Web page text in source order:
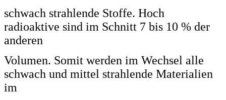
schwach strahlende Stoffe. Hoch
radioaktive sind im Schnitt 7 bis 10 % der
anderen
Volumen. Somit werden im Wechsel alle
schwach und mittel strahlende Materialien
im